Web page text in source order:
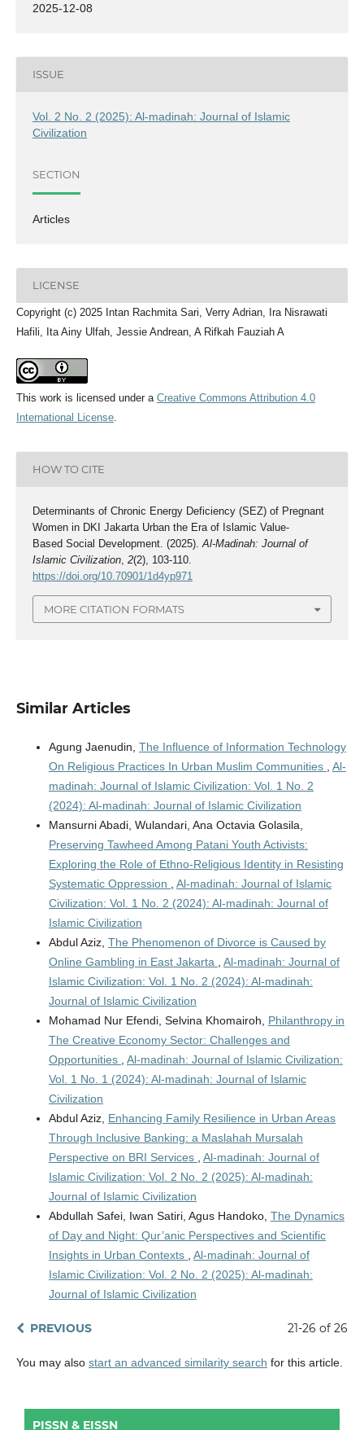
2025-12-08
ISSUE
Vol. 2 No. 2 (2025): Al-madinah: Journal of Islamic
Civilization
SECTION
Articles
LICENSE
Copyright (c) 2025 Intan Rachmita Sari, Verry Adrian, Ira Nisrawati
Hafili, Ita Ainy Ulfah, Jessie Andrean, A Rifkah Fauziah A
This work is licensed under a Creative Commons Attribution 4.0
International License.
HOW TO CITE
Determinants of Chronic Energy Deficiency (SEZ) of Pregnant
Women in DKI Jakarta Urban the Era of Islamic Value-
Based Social Development. (2025). Al-Madinah: Journal of
Islamic Civilization, 2(2), 103-110.
https://doi.org/10.70901/1d4yp971
MORE CITATION FORMATS
Similar Articles
Agung Jaenudin, The Influence of Information Technology
On Religious Practices In Urban Muslim Communities , Al-
madinah: Journal of Islamic Civilization: Vol. 1 No. 2
(2024): Al-madinah: Journal of Islamic Civilization
Mansurni Abadi, Wulandari, Ana Octavia Golasila,
Preserving Tawheed Among Patani Youth Activists:
Exploring the Role of Ethno-Religious Identity in Resisting
Systematic Oppression , Al-madinah: Journal of Islamic
Civilization: Vol. 1 No. 2 (2024): Al-madinah: Journal of
Islamic Civilization
Abdul Aziz, The Phenomenon of Divorce is Caused by
Online Gambling in East Jakarta , Al-madinah: Journal of
Islamic Civilization: Vol. 1 No. 2 (2024): Al-madinah:
Journal of Islamic Civilization
Mohamad Nur Efendi, Selvina Khomairoh, Philanthropy in
The Creative Economy Sector: Challenges and
Opportunities , Al-madinah: Journal of Islamic Civilization:
Vol. 1 No. 1 (2024): Al-madinah: Journal of Islamic
Civilization
Abdul Aziz, Enhancing Family Resilience in Urban Areas
Through Inclusive Banking: a Maslahah Mursalah
Perspective on BRI Services , Al-madinah: Journal of
Islamic Civilization: Vol. 2 No. 2 (2025): Al-madinah:
Journal of Islamic Civilization
Abdullah Safei, Iwan Satiri, Agus Handoko, The Dynamics
of Day and Night: Qur’anic Perspectives and Scientific
Insights in Urban Contexts , Al-madinah: Journal of
Islamic Civilization: Vol. 2 No. 2 (2025): Al-madinah:
Journal of Islamic Civilization
PREVIOUS 21-26 of 26
You may also start an advanced similarity search for this article.
PISSN & EISSN